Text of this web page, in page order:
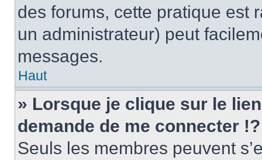
des forums, cette pratique est
un administrateur) peut
messages.
Haut
» Lorsque je clique sur le
demande de me connecter !?
Seuls les membres peuvent